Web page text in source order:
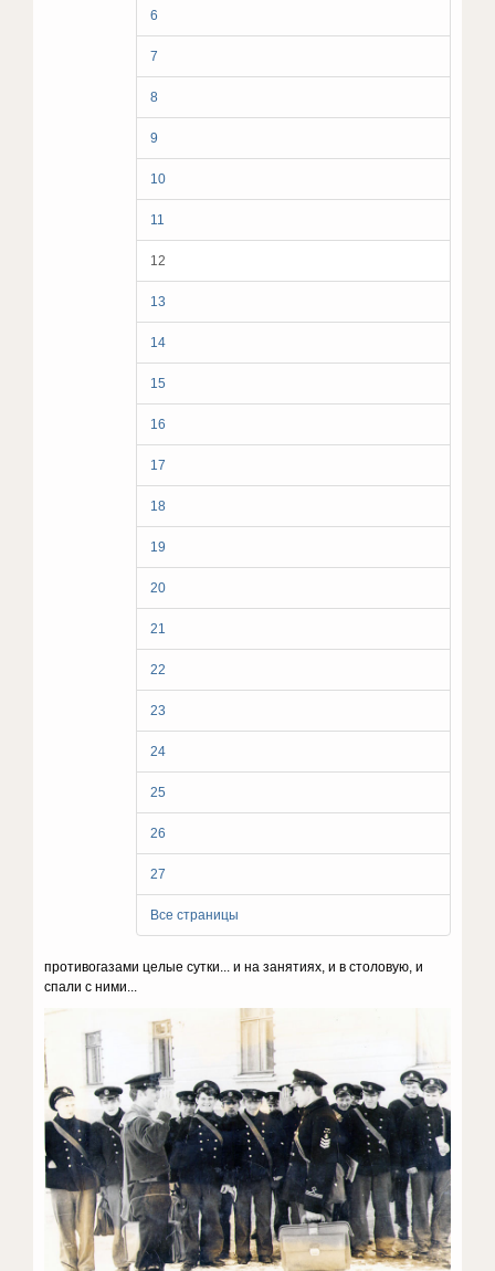
6
7
8
9
10
11
12
13
14
15
16
17
18
19
20
21
22
23
24
25
26
27
Все страницы
противогазами целые сутки... и на занятиях, и в столовую, и
спали с ними...